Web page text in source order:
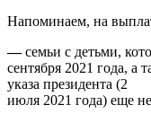
Напоминаем, на
—семьи с детьми,
сентября 2021 года, а
указа президента (2
июля 2021 года) еще